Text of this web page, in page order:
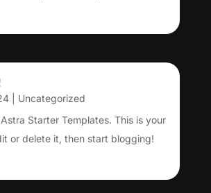
| Uncategorized
Starter Templates. This is your
or delete it, then start blogging!